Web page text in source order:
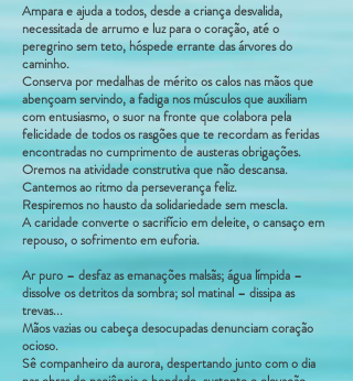
Ampara e ajuda a todos, desde a criança desvalida,
necessitada de arrumo e luz para o coração, até o
peregrino sem teto, hóspede errante das árvores do
caminho.
Conserva por medalhas de mérito os calos nas mãos que
abençoam servindo, a fadiga nos músculos que auxiliam
com entusiasmo, o suor na fronte que colabora pela
felicidade de todos os rasgões que te recordam as feridas
encontradas no cumprimento de austeras obrigações.
Oremos na atividade construtiva que não descansa.
Cantemos ao ritmo da perseverança feliz.
Respiremos no hausto da solidariedade sem mescla.
A caridade converte o sacrifício em deleite, o cansaço em
repouso, o sofrimento em euforia.
Ar puro – desfaz as emanações malsãs; água límpida –
dissolve os detritos da sombra; sol matinal – dissipa as
trevas...
Mãos vazias ou cabeça desocupadas denunciam coração
ocioso.
Sê companheiro da aurora, despertando junto com o dia